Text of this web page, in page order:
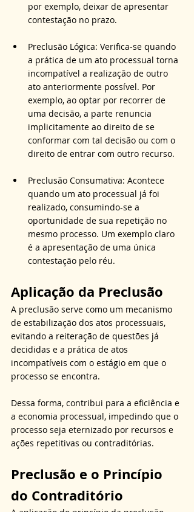
por exemplo, deixar de apresentar
contestação no prazo.
Preclusão Lógica: Verifica-se quando
a prática de um ato processual torna
incompatível a realização de outro
ato anteriormente possível. Por
exemplo, ao optar por recorrer de
uma decisão, a parte renuncia
implicitamente ao direito de se
conformar com tal decisão ou com o
direito de entrar com outro recurso.
Preclusão Consumativa: Acontece
quando um ato processual já foi
realizado, consumindo-se a
oportunidade de sua repetição no
mesmo processo. Um exemplo claro
é a apresentação de uma única
contestação pelo réu.
Aplicação da Preclusão
A preclusão serve como um mecanismo
de estabilização dos atos processuais,
evitando a reiteração de questões já
decididas e a prática de atos
incompatíveis com o estágio em que o
processo se encontra.
Dessa forma, contribui para a eficiência e
a economia processual, impedindo que o
processo seja eternizado por recursos e
ações repetitivas ou contraditórias.
Preclusão e o Princípio
do Contraditório